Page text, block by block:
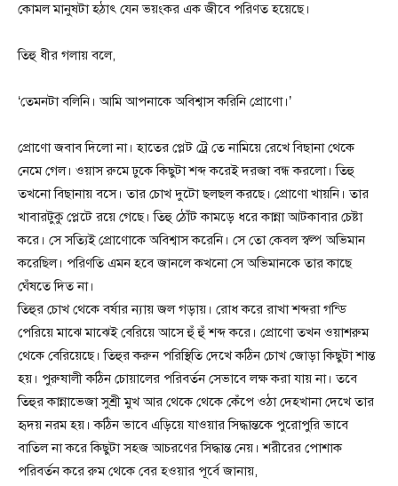
কোমল মানুষটা হঠাৎ যেন ভয়ংকর এক জীবে পরিণত হয়েছে।
তিহু ধীর গলায় বলে,
‘তেমনটা বলিনি। আমি আপনাকে অবিশ্বাস করিনি প্রোণো।’
প্রোণো জবাব দিলো না। হাতের প্লেট ট্রে তে নামিয়ে রেখে বিছানা থেকে
নেমে গেল। ওয়াস রুমে ঢুকে কিছুটা শব্দ করেই দরজা বন্ধ করলো। তিহু
তখনো বিছানায় বসে। তার চোখ দুটো ছলছল করছে। প্রোণো খায়নি। তার
খাবারটুকু প্লেটে রয়ে গেছে। তিহু ঠোঁট কামড়ে ধরে কান্না আটকাবার চেষ্টা
করে। সে সত্যিই প্রোণোকে অবিশ্বাস করেনি। সে তো কেবল স্বল্প অভিমান
করেছিল। পরিণতি এমন হবে জানলে কখনো সে অভিমানকে তার কাছে
ঘেঁষতে দিত না।
তিহুর চোখ থেকে বর্ষার ন্যায় জল গড়ায়। রোধ করে রাখা শব্দরা গন্ডি
পেরিয়ে মাঝে মাঝেই বেরিয়ে আসে হুঁ হুঁ শব্দ করে। প্রোণো তখন ওয়াশরুম
থেকে বেরিয়েছে। তিহুর করুন পরিস্থিতি দেখে কঠিন চোখ জোড়া কিছুটা শান্ত
হয়। পুরুষালী কঠিন চোয়ালের পরিবর্তন সেভাবে লক্ষ করা যায় না। তবে
তিহুর কান্নাভেজা সুশ্রী মুখ আর থেকে থেকে কেঁপে ওঠা দেহখানা দেখে তার
হৃদয় নরম হয়। কঠিন ভাবে এড়িয়ে যাওয়ার সিদ্ধান্তকে পুরোপুরি ভাবে
বাতিল না করে কিছুটা সহজ আচরণের সিদ্ধান্ত নেয়। শরীরের পোশাক
পরিবর্তন করে রুম থেকে বের হওয়ার পূর্বে জানায়,